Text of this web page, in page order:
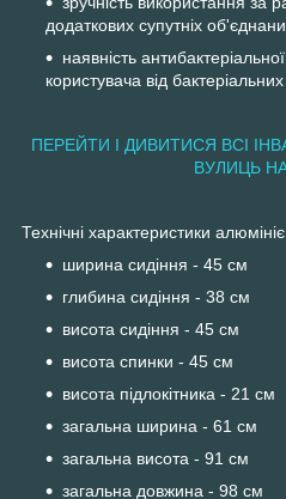
додаткових супутніх
наявність
користувача від
ПЕРЕЙТИ І ДИВИТИСЯ ВСІ
ВУЛИЦЬ
Технічні характеристики
ширина сидіння - 45 см
глибина сидіння - 38 см
висота сидіння - 45 см
висота спинки - 45 см
висота підлокітника - 21 см
загальна ширина - 61 см
загальна висота - 91 см
загальна довжина - 98 см